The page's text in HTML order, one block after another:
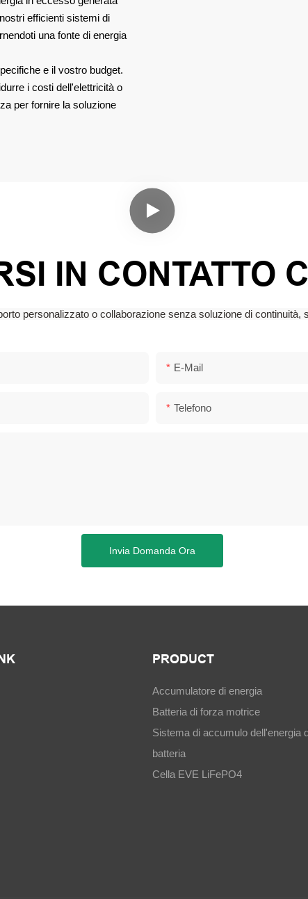
efficienti sistemi di
una fonte di energia
e il vostro budget.
i costi dell'elettricità o
per fornire la soluzione
IN CONTATTO
personalizzato o collaborazione senza soluzione di
E-Mail
Telefono
Invia Domanda Ora
PRODUCT
Accumulatore di energia
Batteria di forza motrice
Sistema di accumulo dell'energia
batteria
Cella EVE LiFePO4